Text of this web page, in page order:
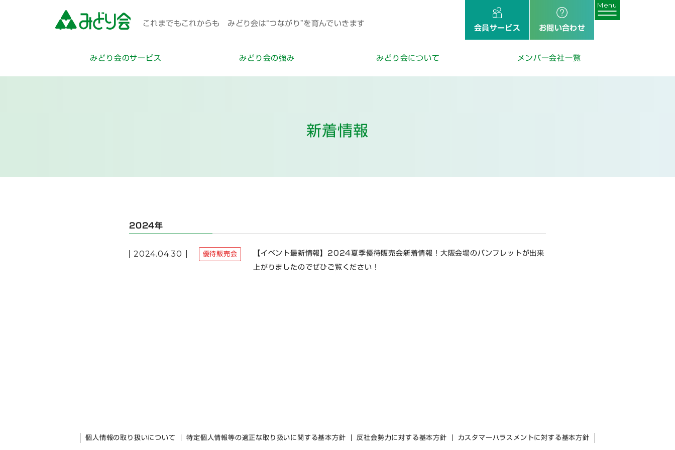
これまでもこれからも みどり会は“つながり”を育んでいきます
会員サービス お問い合わせ
みどり会のサービス みどり会の強み みどり会について メンバー会社一覧
新着情報
2024年
【イベント最新情報】2024夏季優待販売会新着情報！大阪会場のパンフレットが出来
上がりましたのでぜひご覧ください！
2024.04.30 優待販売会
個人情報の取り扱いについて 特定個人情報等の適正な取り扱いに関する基本方針 反社会勢力に対する基本方針 カスタマーハラスメントに対する基本方針